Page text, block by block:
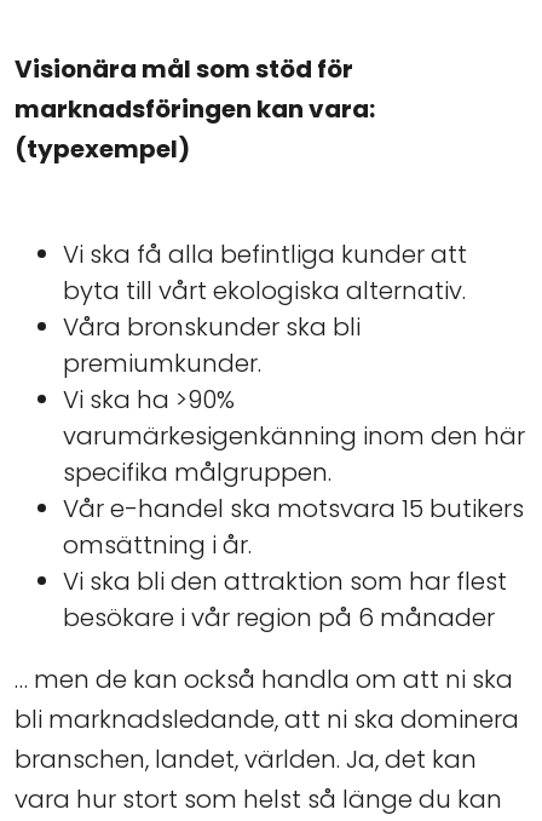
Visionära mål som stöd för
marknadsföringen kan vara:
(typexempel)
Vi ska få alla befintliga kunder att
byta till vårt ekologiska alternativ.
Våra bronskunder ska bli
premiumkunder.
Vi ska ha >90%
varumärkesigenkänning inom den här
specifika målgruppen.
Vår e-handel ska motsvara 15 butikers
omsättning i år.
Vi ska bli den attraktion som har flest
besökare i vår region på 6 månader
… men de kan också handla om att ni ska
bli marknadsledande, att ni ska dominera
branschen, landet, världen. Ja, det kan
vara hur stort som helst så länge du kan